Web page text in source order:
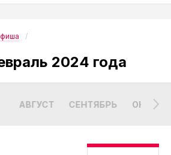
2024 года
АВГУСТ СЕНТЯБРЬ